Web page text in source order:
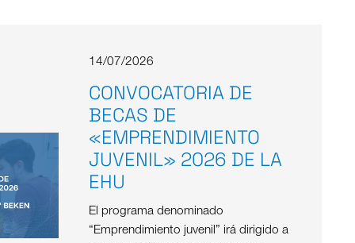
14/07/2026
CONVOCATORIA DE
BECAS DE
«EMPRENDIMIENTO
JUVENIL» 2026 DE LA
EHU
El programa denominado
“Emprendimiento juvenil” irá dirigido a